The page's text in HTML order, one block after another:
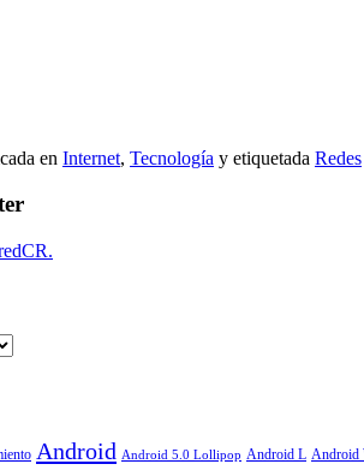
en Internet, Tecnología y etiquetada Redes
Android Android 5.0 Lollipop Android L Android